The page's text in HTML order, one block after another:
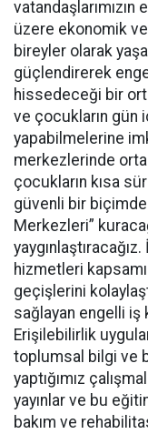
üzere ekonomik
bireyler olarak
güçlendirerek
hissedeceği bir
ve çocukların gün
yapabilmelerine
merkezlerinde
çocukların kısa
güvenli bir biçimde
Merkezleri”
hizmetleri
geçişlerini
sağlayan engelli iş
Erişilebilirlik
toplumsal bilgi ve
yaptığımız
yayınlar ve bu
bakım ve